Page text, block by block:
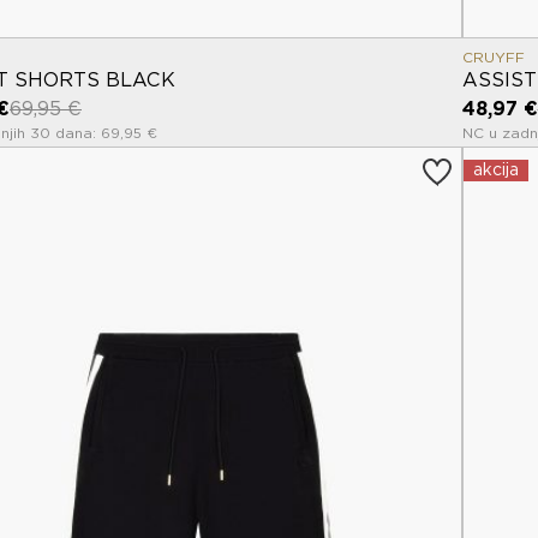
SHORTS BLACK
69,95 €
30 dana: 69,95 €
CRUYFF
48,97 €
NC u
akcija